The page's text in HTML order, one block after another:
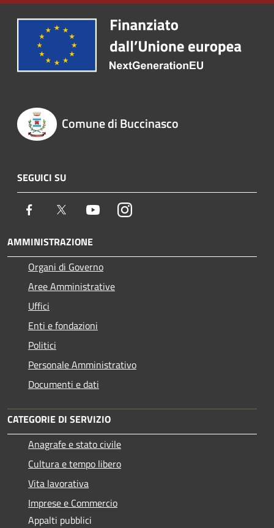
Comune di Buccinasco
SEGUICI SU
Facebook Twitter YoutubeInstagram
AMMINISTRAZIONE
Organi di Governo
Aree Amministrative
Uffici
Enti e fondazioni
Politici
Personale Amministrativo
Documenti e dati
CATEGORIE DI SERVIZIO
Anagrafe e stato civile
Cultura e tempo libero
Vita lavorativa
Imprese e Commercio
Appalti pubblici